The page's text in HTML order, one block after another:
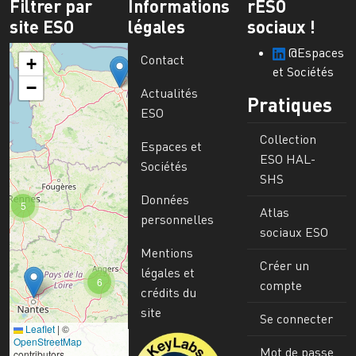
Filtrer par
site ESO
6
5
+
−
Leaflet | ©
OpenStreetMap
Informations
légales
Contact
Actualités
ESO
Espaces et
Sociétés
Données
personnelles
Mentions
légales et
crédits du
site
Image
rESO
sociaux !
@Espaces
et Sociétés
Pratiques
Collection
ESO HAL-
SHS
Atlas
sociaux ESO
Créer un
compte
Se connecter
Mot de passe